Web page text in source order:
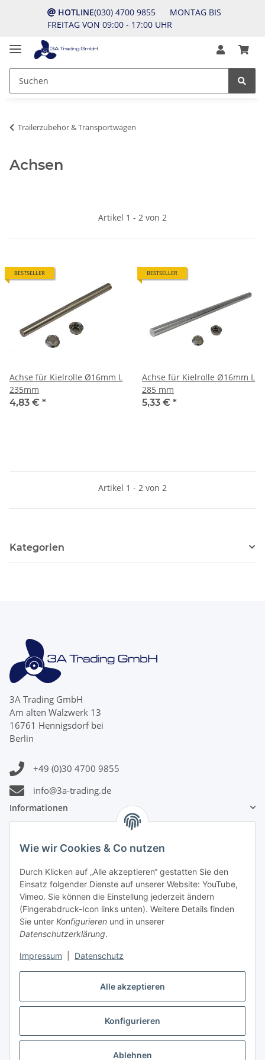
HOTLINE(030) 4700 9855 MONTAG BIS
FREITAG VON 09:00 - 17:00 UHR
Alle akzeptieren
Konfigurieren
Ablehnen
Wie wir Cookies & Co nutzen
Durch Klicken auf „Alle akzeptieren“ gestatten Sie den
Einsatz folgender Dienste auf unserer Website: YouTube,
Vimeo. Sie können die Einstellung jederzeit ändern
(Fingerabdruck-Icon links unten). Weitere Details finden
Sie unter Konfigurieren und in unserer
Datenschutzerklärung.
Impressum Datenschutz
Trailerzubehör & Transportwagen
Achsen
Artikel 1 - 2 von 2
BESTSELLER
Achse für Kielrolle Ø16mm L
235mm
4,83 € *
BESTSELLER
Achse für Kielrolle Ø16mm L
285 mm
5,33 € *
Artikel 1 - 2 von 2
Kategorien
3A Trading GmbH
Am alten Walzwerk 13
16761 Hennigsdorf bei
Berlin
+49 (0)30 4700 9855
info@3a-trading.de
Informationen
Zahlungsinformationen
Versandinformationen
Vertrag widerrufen
* Alle Preise inkl. gesetzlicher USt., zzgl.Versand